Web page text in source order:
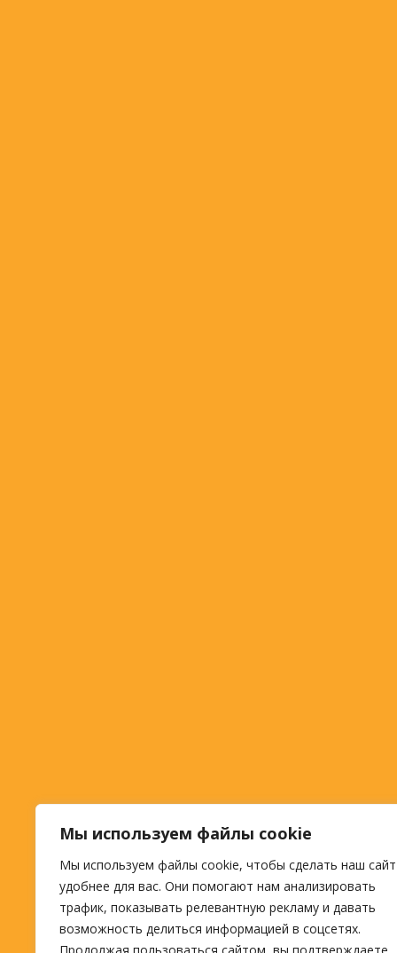
Мы используем файлы cookie
Мы используем файлы cookie, чтобы сделать наш сайт
удобнее для вас. Они помогают нам анализировать
трафик, показывать релевантную рекламу и давать
возможность делиться информацией в соцсетях.